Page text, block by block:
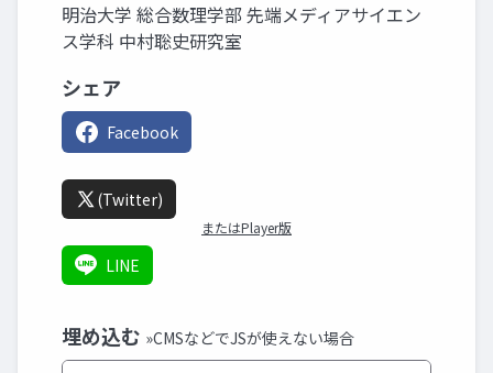
明治大学 総合数理学部 先端メディアサイエン
ス学科 中村聡史研究室
シェア
Facebook
(Twitter)
またはPlayer版
LINE
埋め込む »CMSなどでJSが使えない場合